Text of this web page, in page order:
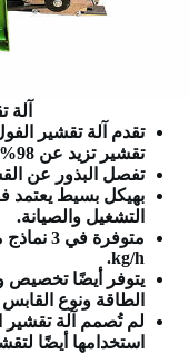
تقدم آلة تقشير
تقشير تزيد عن 98%، مع معدل تكسر أقل من 5%.
تفصل البذور عن
بهيكل بسيط يعتمد
التشغيل والصيانة.
kg/h.
يتوفر أيضًا تخصيص
الطاقة ونوع
لم تُصمم آلة تقشير
استخدامها أيضًا